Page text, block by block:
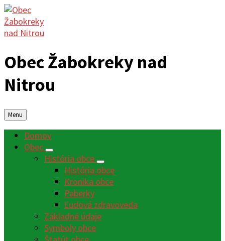
Obec Žabokreky nad
Nitrou
Menu
Domov
Obec
História obce
História obce
Kronika obce
Paberky
Ľudová zdravoveda
Základné údaje
Symboly obce